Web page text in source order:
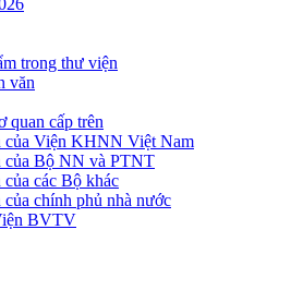
trong thư viện
văn
quan cấp trên
của Viện KHNN Việt Nam
của Bộ NN và PTNT
của các Bộ khác
của chính phủ nhà nước
BVTV